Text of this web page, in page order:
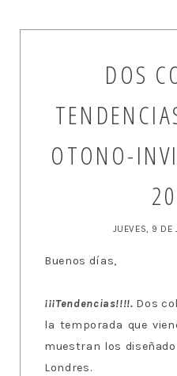
DOS
OTONO-
JUEVES, 9 DE
Buenos días,
¡¡¡Tendencias!!!!. Dos
la temporada que
muestran los
Londres.